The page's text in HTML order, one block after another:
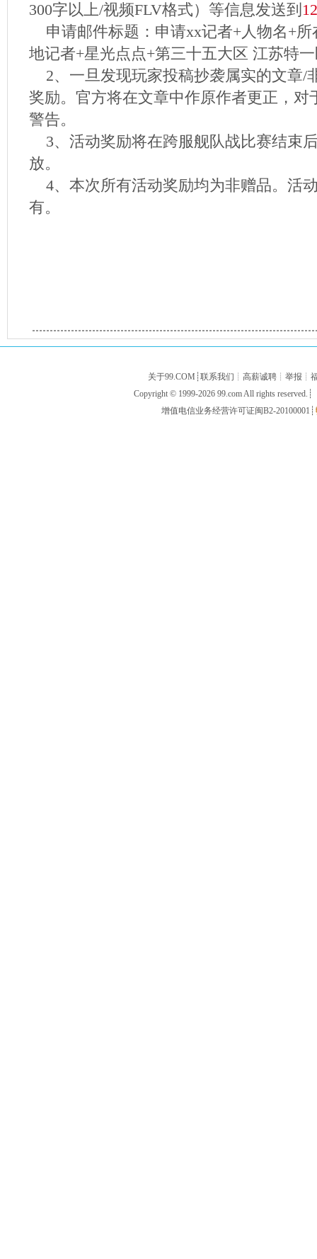
300字以上/视频FLV格式）等信息发送到
申请邮件标题：申请xx记者+人物名+所
地记者+星光点点+第三十五大区 江苏特
2、一旦发现玩家投稿抄袭属实的文章/
奖励。官方将在文章中作原作者更正，对
警告。
3、活动奖励将在跨服舰队战比赛结束
放。
4、本次所有活动奖励均为非赠品。活
有。
关于99.COM ┊ 联系我们 ┊ 高薪诚聘 ┊ 举报 ┊
Copyright © 1999-2026 99.comAll rights
增值电信业务经营许可证闽B2-20100001 ┊